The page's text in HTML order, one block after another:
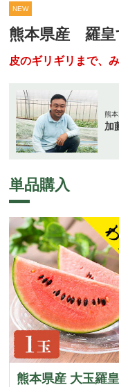
NEW
熊本県産 羅皇
皮のギリギリまで、
熊
加
単品購入
熊本県産 大玉羅